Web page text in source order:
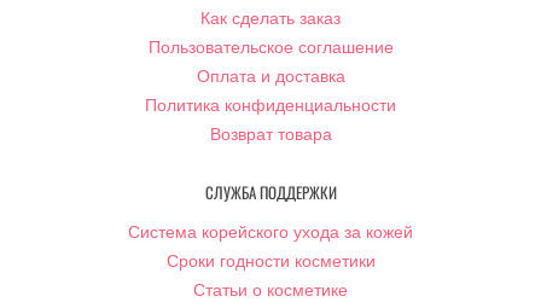
Как сделать заказ
Пользовательское соглашение
Оплата и доставка
Политика конфиденциальности
Возврат товара
СЛУЖБА ПОДДЕРЖКИ
Система корейского ухода за кожей
Сроки годности косметики
Статьи о косметике